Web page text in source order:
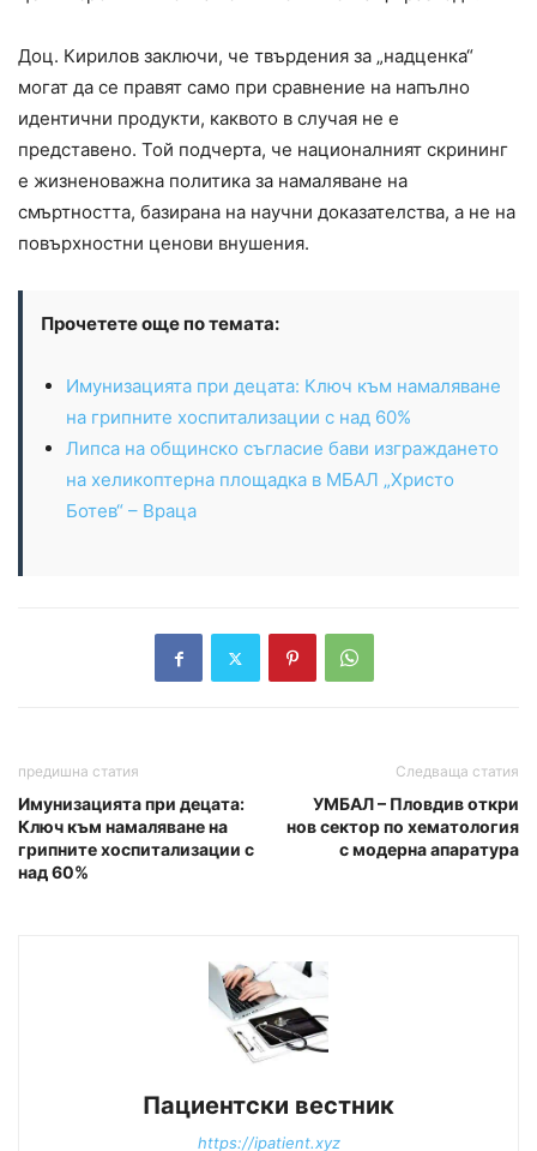
Доц. Кирилов заключи, че твърдения за „надценка“
могат да се правят само при сравнение на напълно
идентични продукти, каквото в случая не е
представено. Той подчерта, че националният скрининг
е жизненоважна политика за намаляване на
смъртността, базирана на научни доказателства, а не на
повърхностни ценови внушения.
Прочетете още по темата:
Имунизацията при децата: Ключ към намаляване
на грипните хоспитализации с над 60%
Липса на общинско съгласие бави изграждането
на хеликоптерна площадка в МБАЛ „Христо
Ботев“ – Враца
предишна статия
Имунизацията при децата:
Ключ към намаляване на
грипните хоспитализации с
над 60%
Следваща статия
УМБАЛ – Пловдив откри
нов сектор по хематология
с модерна апаратура
Пациентски вестник
https://ipatient.xyz